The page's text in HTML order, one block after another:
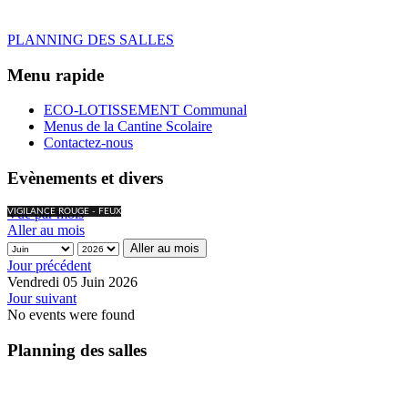
PLANNING DES SALLES
Menu rapide
ECO-LOTISSEMENT Communal
Menus de la Cantine Scolaire
Contactez-nous
Evènements et divers
VIGILANCE ROUGE - FEUX
Vue par mois
Aller au mois
Aller au mois
Jour précédent
Vendredi 05 Juin 2026
Jour suivant
No events were found
Planning des salles